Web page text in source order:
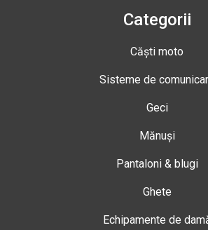
Categorii
Căști moto
Sisteme de
Geci
Mănuși
Pantaloni & blugi
Ghete
Echipamente de